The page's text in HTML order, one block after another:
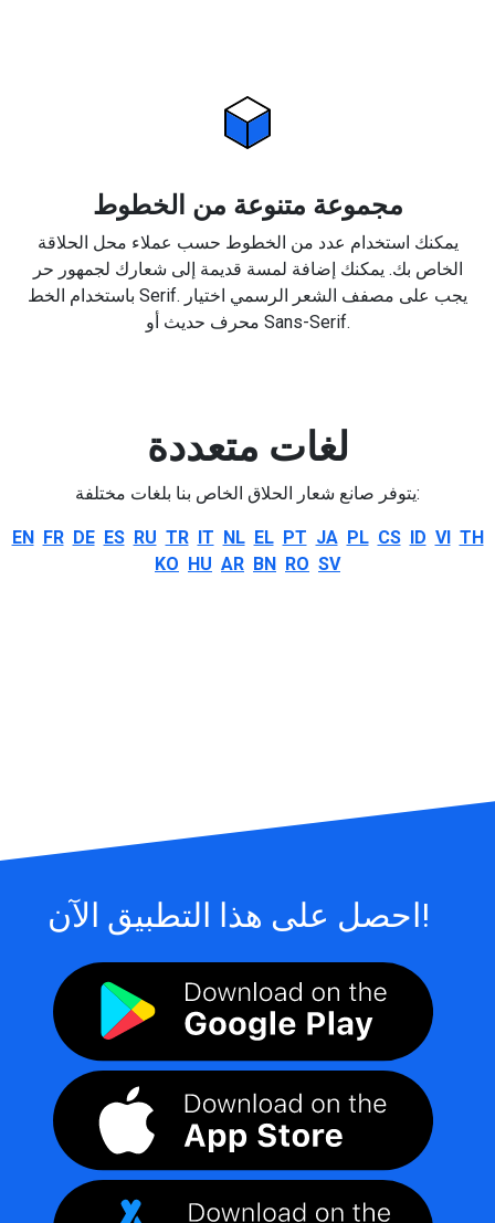
مجموعة متنوعة من الخطوط
يمكنك استخدام عدد من الخطوط حسب عملاء محل الحلاقة
الخاص بك. يمكنك إضافة لمسة قديمة إلى شعارك لجمهور حر
باستخدام الخط Serif. يجب على مصفف الشعر الرسمي اختيار
محرف حديث أو Sans-Serif.
لغات متعددة
يتوفر صانع شعار الحلاق الخاص بنا بلغات مختلفة:
EN FR DE ES RU TR IT NL EL PT JA PL CS ID VI TH
KO HU AR BN RO SV
احصل على هذا التطبيق الآن!